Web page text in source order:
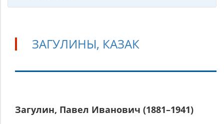
ЗАГУЛИНЫ, КАЗАК
Казак
Загулин, Павел Иванович (1881–1941)